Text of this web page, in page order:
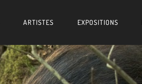
ARTISTES EXPOSITIONS